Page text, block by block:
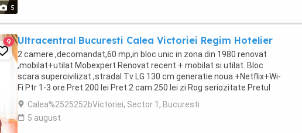
5
9 Ultracentral Bucuresti Calea Victoriei Regim Hotelier
2 camere ,decomandat,60 mp,in bloc unic in zona din 1980 renovat
,mobilat+utilat Mobexpert Renovat recent + mobilat si utilat. Bloc
scara supercivilizat ,stradal Tv LG 130 cm generatie noua +Netflix+Wi-
Fi Ptr 1-3 ore Pret 200 lei Pret 2 cam 250 lei zi Rog seriozitate Pretul
poate diferii functie ...
Calea%2525252bVictoriei, Sector 1, Bucuresti
5 august